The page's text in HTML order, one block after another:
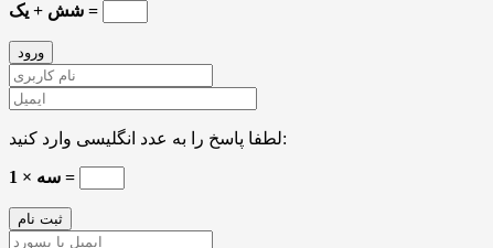
شش + یک =
لطفا پاسخ را به عدد انگلیسی وارد کنید:
سه × 1 =